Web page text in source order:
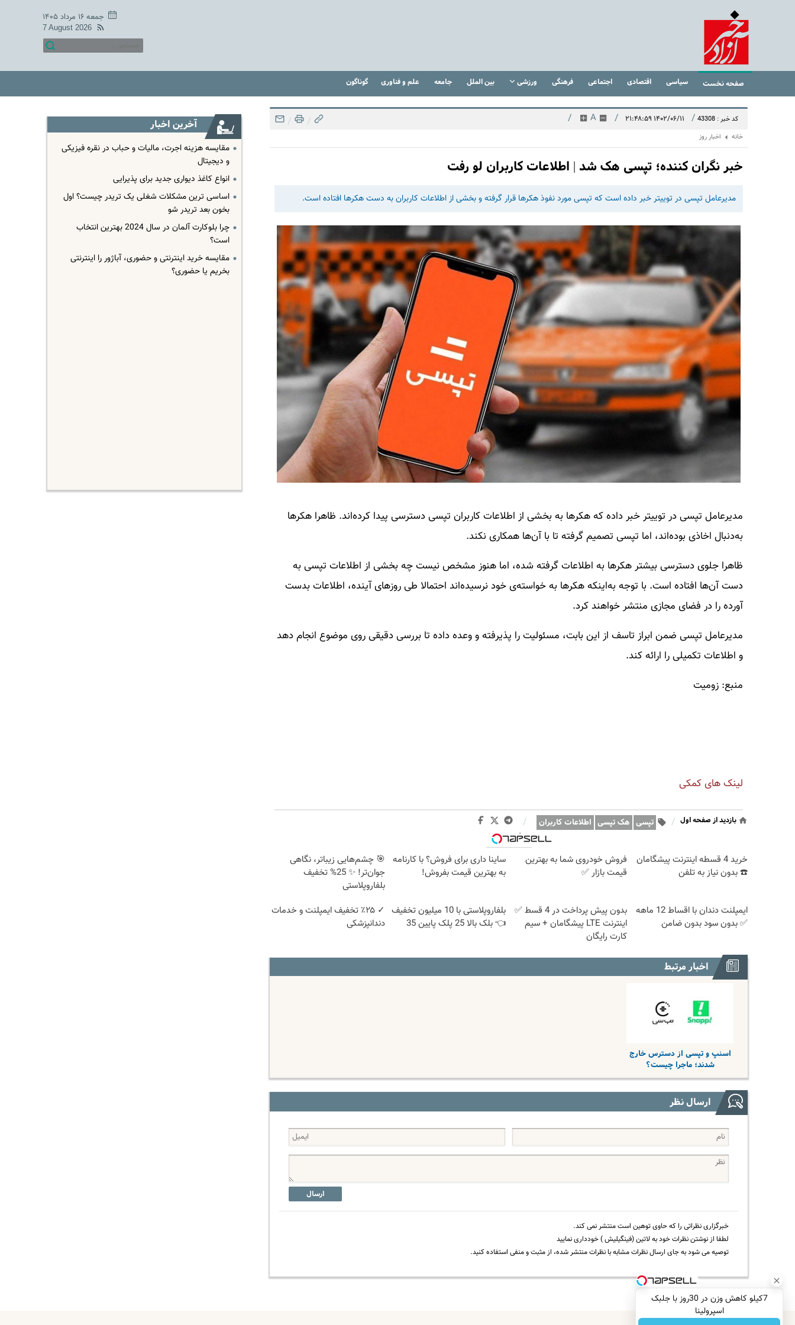
جمعه ۱۶ مرداد ۱۴۰۵
7 August 2026
صفحه نخست سیاسی اقتصادی اجتماعی فرهنگی ورزشی بین الملل جامعه علم و فناوری گوناگون
7کیلو کاهش وزن در 30روز با جلبک
اسپرولینا
کد خبر : 43308 / ۱۴۰۲/۰۶/۱۱ ۲۱:۴۸:۵۹ /
A
/
/
/
خانه اخبار روز
خبر نگران کننده؛ تپسی هک شد | اطلاعات کاربران لو رفت
مدیرعامل تپسی در توییتر خبر داده است که تپسی مورد نفوذ هکرها قرار گرفته و بخشی از اطلاعات کاربران به دست هکرها افتاده است.
مدیرعامل تپسی در توییتر خبر داده که هکرها به بخشی از اطلاعات کاربران تپسی دسترسی پیدا کرده‌اند. ظاهرا هکرها
به‌دنبال اخاذی بوده‌اند، اما تپسی تصمیم گرفته تا با آن‌ها همکاری نکند.
ظاهرا جلوی دسترسی بیشتر هکرها به اطلاعات گرفته شده، اما هنوز مشخص نیست چه بخشی از اطلاعات تپسی به
دست آن‌ها افتاده است. با توجه به‌اینکه هکرها به خواسته‌ی خود نرسیده‌اند احتمالا طی روزهای آینده، اطلاعات بدست
آورده را در فضای مجازی منتشر خواهند کرد.
مدیرعامل تپسی ضمن ابراز تاسف از این بابت، مسئولیت را پذیرفته و وعده داده تا بررسی دقیقی روی موضوع انجام دهد
و اطلاعات تکمیلی را ارائه کند.
منبع: زومیت
لینک های کمکی
بازدید از صفحه اول / تپسی هک تپسی اطلاعات کاربران /
وبگردی
خرید 4 قسطه اینترنت پیشگامان
☎️ بدون نیاز به تلفن
فروش خودروی شما به بهترین
قیمت بازار ✅
ساینا داری برای فروش؟ با کارنامه
به بهترین قیمت بفروش!
🎯 چشم‌هایی زیباتر، نگاهی
جوان‌تر! ✨ 25% تخفیف
بلفاروپلاستی
ایمپلنت دندان با اقساط 12 ماهه
✅ بدون سود بدون ضامن
بدون پیش پرداخت در 4 قسط ✅
اینترنت LTE پیشگامان + سیم
کارت رایگان
بلفاروپلاستی با 10 میلیون تخفیف
👈 بلک بالا 25 پلک پایین 35
✓ ٪۲۵ تخفیف ایمپلنت و خدمات
دندانپزشکی
اخبار مرتبط
اسنپ و تپسی از دسترس خارج
شدند؛ ماجرا چیست؟
ارسال نظر
ارسال
خبرگزاری نظراتی را که حاوی توهین است منتشر نمی کند.
لطفا از نوشتن نظرات خود به لاتین (فینگیلیش ) خودداری نمایید
توصیه می شود به جای ارسال نظرات مشابه با نظرات منتشر شده، از مثبت و منفی استفاده کنید.
آخرین اخبار
مقایسه هزینه اجرت، مالیات و حباب در نقره فیزیکی
و دیجیتال
انواع کاغذ دیواری جدید برای پذیرایی
اساسی ترین مشکلات شغلی یک تریدر چیست؟ اول
بخون بعد تریدر شو
چرا بلوکارت آلمان در سال 2024 بهترین انتخاب
است؟
مقایسه خرید اینترنتی و حضوری، آباژور را اینترنتی
بخریم یا حضوری؟